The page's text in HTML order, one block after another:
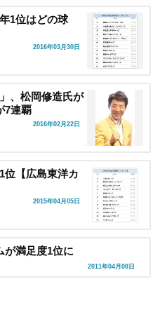
1位はどの球
2016年03月30日
、松岡修造氏が
7連覇
2016年02月22日
位【広島東洋カ
2015年04月05日
が満足度1位に
2011年04月08日